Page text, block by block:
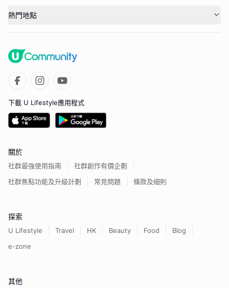
熱門地點
下載 U Lifestyle應用程式
關於
社群最強使用指南
社群創作有價企劃
社群焦點功能及升級計劃
常見問題 條款及細則
探索
U Lifestyle Travel HK Beauty Food
Blog
e-zone
其他